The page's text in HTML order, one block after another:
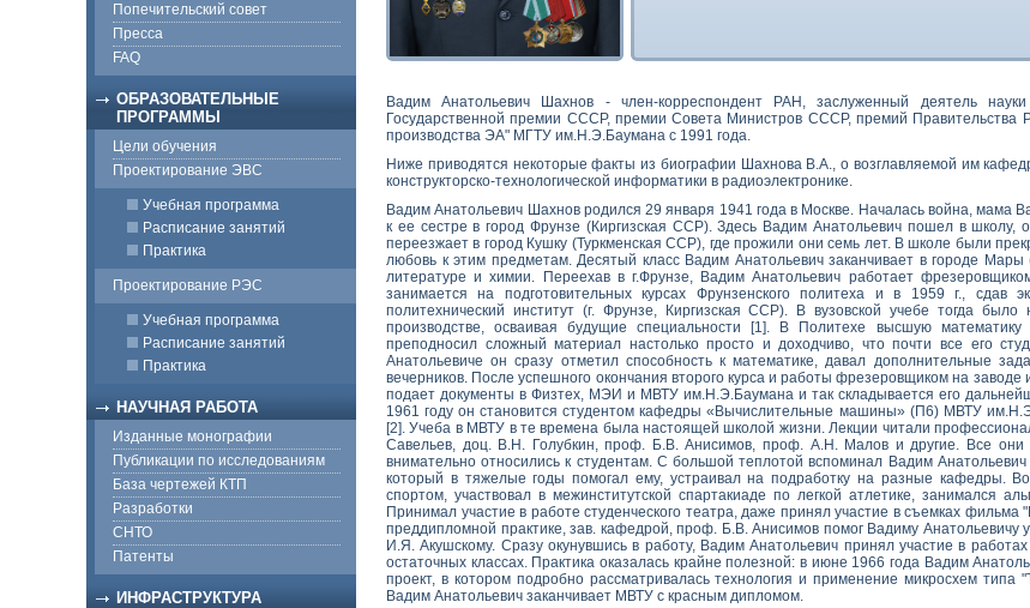
Попечительский совет
Пресса
FAQ
ОБРАЗОВАТЕЛЬНЫЕ
ПРОГРАММЫ
Цели обучения
Проектирование ЭВС
Учебная программа
Расписание занятий
Практика
Проектирование РЭС
Учебная программа
Расписание занятий
Практика
НАУЧНАЯ РАБОТА
Изданные монографии
Публикации по исследованиям
База чертежей КТП
Разработки
СНТО
Патенты
ИНФРАСТРУКТУРА
Вадим Анатольевич Шахнов - член-корреспондент РАН, заслуженный деятель
Государственной премии СССР, премии Совета Министров СССР, премий Правительства
производства ЭА" МГТУ им.Н.Э.Баумана с 1991 года.
Ниже приводятся некоторые факты из биографии Шахнова В.А., о возглавляемой им
конструкторско-технологической информатики в радиоэлектронике.
Вадим Анатольевич Шахнов родился 29 января 1941 года в Москве. Началась война, мама
к ее сестре в город Фрунзе (Киргизская ССР). Здесь Вадим Анатольевич пошел в школу,
переезжает в город Кушку (Туркменская ССР), где прожили они семь лет. В школе были
любовь к этим предметам. Десятый класс Вадим Анатольевич заканчивает в городе
литературе и химии. Переехав в г.Фрунзе, Вадим Анатольевич работает
занимается на подготовительных курсах Фрунзенского политеха и в 1959 г., сдав
политехнический институт (г. Фрунзе, Киргизская ССР). В вузовской учебе тогда
производстве, осваивая будущие специальности [1]. В Политехе высшую
преподносил сложный материал настолько просто и доходчиво, что почти все его
Анатольевиче он сразу отметил способность к математике, давал дополнительные
вечерников. После успешного окончания второго курса и работы фрезеровщиком на
подает документы в Физтех, МЭИ и МВТУ им.Н.Э.Баумана и так складывается его
1961 году он становится студентом кафедры «Вычислительные машины» (П6) МВТУ
[2]. Учеба в МВТУ в те времена была настоящей школой жизни. Лекции читали
Савельев, доц. В.Н. Голубкин, проф. Б.В. Анисимов, проф. А.Н. Малов и другие. Все
внимательно относились к студентам. С большой теплотой вспоминал Вадим
который в тяжелые годы помогал ему, устраивал на подработку на разные кафедры.
спортом, участвовал в межинститутской спартакиаде по легкой атлетике, занимался
Принимал участие в работе студенческого театра, даже принял участие в съемках
преддипломной практике, зав. кафедрой, проф. Б.В. Анисимов помог Вадиму
И.Я. Акушскому. Сразу окунувшись в работу, Вадим Анатольевич принял участие в
остаточных классах. Практика оказалась крайне полезной: в июне 1966 года Вадим
проект, в котором подробно рассматривалась технология и применение микросхем
Вадим Анатольевич заканчивает МВТУ с красным дипломом.